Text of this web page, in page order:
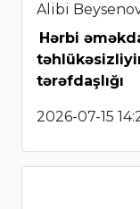
Alibi
Hərbi
tərəfdaşlığı
2026-07-15